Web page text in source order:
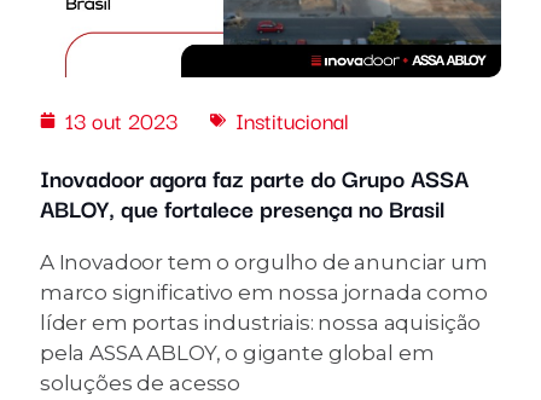
13 out 2023 Institucional
Inovadoor agora faz parte do Grupo ASSA
ABLOY, que fortalece presença no Brasil
A Inovadoor tem o orgulho de anunciar um
marco significativo em nossa jornada como
líder em portas industriais: nossa aquisição
pela ASSA ABLOY, o gigante global em
soluções de acesso